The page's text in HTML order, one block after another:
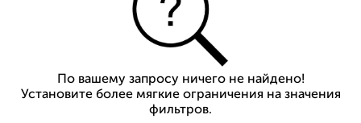
По вашему запросу ничего не найдено!
Установите более мягкие ограничения на значения
фильтров.